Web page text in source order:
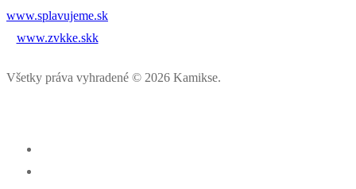
www.splavujeme.sk
www.zvkke.skk
Všetky práva vyhradené © 2026 Kamikse.